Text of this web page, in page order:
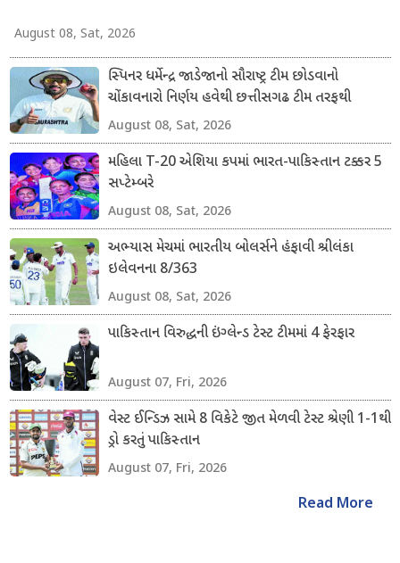
August 08, Sat, 2026
સ્પિનર ધર્મેન્દ્ર જાડેજાનો સૌરાષ્ટ્ર ટીમ છોડવાનો
ચોંકાવનારો નિર્ણય હવેથી છત્તીસગઢ ટીમ તરફથી
ડોમેસ્ટિક ક્રિકેટ રમશે
August 08, Sat, 2026
મહિલા T-20 એશિયા કપમાં ભારત-પાકિસ્તાન ટક્કર 5
સપ્ટેમ્બરે
August 08, Sat, 2026
અભ્યાસ મેચમાં ભારતીય બોલર્સને હંફાવી શ્રીલંકા
ઇલેવનના 8/363
August 08, Sat, 2026
પાકિસ્તાન વિરુદ્ધની ઇંગ્લેન્ડ ટેસ્ટ ટીમમાં 4 ફેરફાર
August 07, Fri, 2026
વેસ્ટ ઈન્ડિઝ સામે 8 વિકેટે જીત મેળવી ટેસ્ટ શ્રેણી 1-1થી
ડ્રો કરતું પાકિસ્તાન
August 07, Fri, 2026
Read More